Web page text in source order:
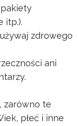
pakiety
itp.).
zdrowego
ani
zarówno te
płeć i inne